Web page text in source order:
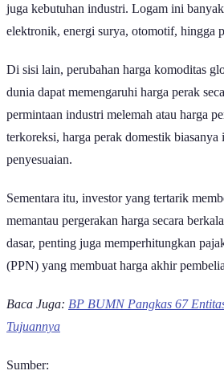
juga kebutuhan industri. Logam ini
elektronik, energi surya, otomotif, hingga
Di sisi lain, perubahan harga komoditas
dunia dapat memengaruhi harga perak
permintaan industri melemah atau harga
terkoreksi, harga perak domestik biasanya
penyesuaian.
Sementara itu, investor yang tertarik
memantau pergerakan harga secara
dasar, penting juga memperhitungkan
(PPN) yang membuat harga akhir
Baca Juga: BP BUMN Pangkas 67
Tujuannya
Sumber: